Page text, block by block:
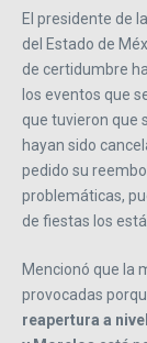
El presidente de
del Estado de
de certidumbre
los eventos que
que tuvieron que
hayan sido
pedido su
problemáticas,
de fiestas los
Mencionó que la
provocadas
reapertura a